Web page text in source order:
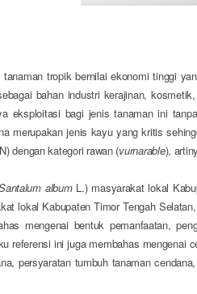
tropik bernilai ekonomi tinggi
bahan industri kerajinan,
eksploitasi bagi jenis tanaman ini
merupakan jenis kayu yang kritis
dengan kategori rawan (vurnarable),
album L.) masyarakat lokal
lokal Kabupaten Timor Tengah
mengenai bentuk pemanfaatan,
referensi ini juga membahas
persyaratan tumbuh tanaman